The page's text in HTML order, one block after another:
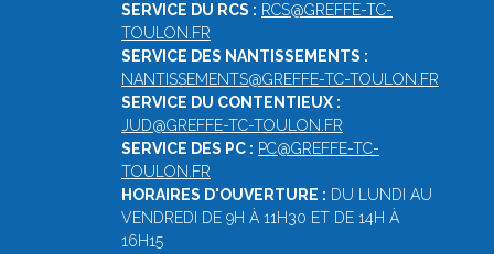
SERVICE DU RCS : RCS@GREFFE-TC-
TOULON.FR
SERVICE DES NANTISSEMENTS :
NANTISSEMENTS@GREFFE-TC-TOULON.FR
SERVICE DU CONTENTIEUX :
JUD@GREFFE-TC-TOULON.FR
SERVICE DES PC : PC@GREFFE-TC-
TOULON.FR
HORAIRES D'OUVERTURE : DU LUNDI AU
VENDREDI DE 9H À 11H30 ET DE 14H À
16H15